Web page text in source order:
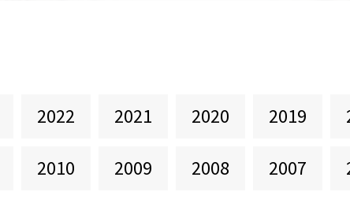
2022 2021 2020 2019
2010 2009 2008 2007